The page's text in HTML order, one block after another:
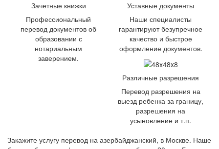
Зачетные книжки
Профессиональный
перевод документов об
образовании с
нотариальным
заверением.
Уставные документы
Наши специалисты
гарантируют безупречное
качество и быстрое
оформление документов.
Различные разрешения
Перевод разрешения на
выезд ребенка за границу,
разрешения на
усыновление и т.п.
Закажите услугу перевод на азербайджанский, в Москве. Наше